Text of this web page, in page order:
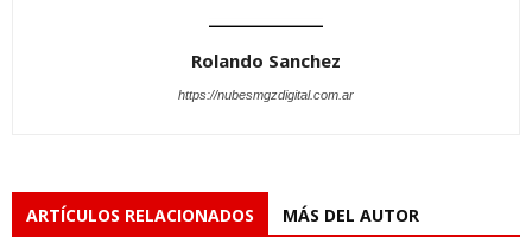
Rolando Sanchez
https://nubesmgzdigital.com.ar
ARTÍCULOS RELACIONADOS MÁS DEL AUTOR